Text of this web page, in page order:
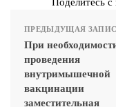
ПРЕДЫДУЩАЯ
При
проведения
внутримышечной
вакцинации
заместительная